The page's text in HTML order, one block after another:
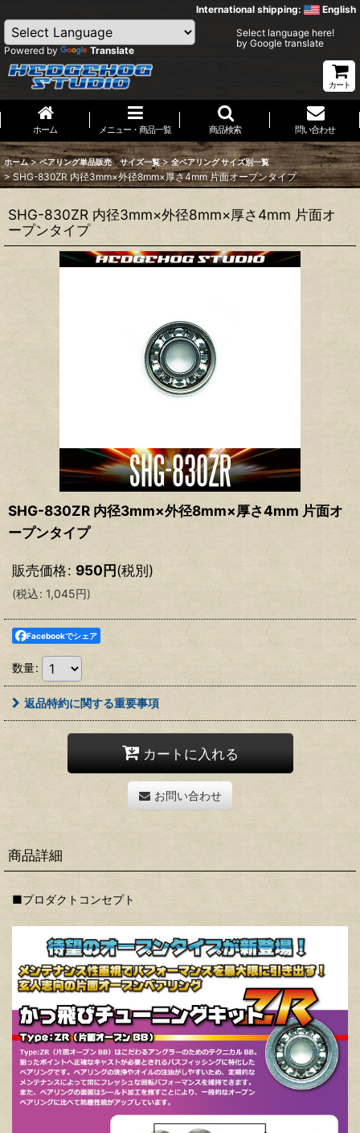
International shipping: English
Powered by Translate
Select language here!
by Google translate
カート
ホーム メニュー・商品一覧 商品検索 問い合わせ
ホーム > ベアリング単品販売 サイズ一覧 > 全ベアリング サイズ別一覧
> SHG-830ZR 内径3mm×外径8mm×厚さ4mm 片面オープンタイプ
SHG-830ZR 内径3mm×外径8mm×厚さ4mm 片面オ
ープンタイプ
SHG-830ZR 内径3mm×外径8mm×厚さ4mm 片面オ
ープンタイプ
販売価格: 950円(税別)
(税込: 1,045円)
Facebookでシェア
数量:
返品特約に関する重要事項
カートに入れる
お問い合わせ
商品詳細
■プロダクトコンセプト